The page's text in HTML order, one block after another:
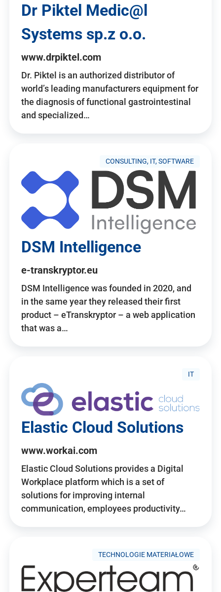
Dr Piktel Medic@l
Systems sp.z o.o.
www.drpiktel.com
Dr. Piktel is an authorized distributor of
world’s leading manufacturers equipment for
the diagnosis of functional gastrointestinal
and specialized…
CONSULTING, IT, SOFTWARE
DSM Intelligence
e-transkryptor.eu
DSM Intelligence was founded in 2020, and
in the same year they released their first
product – eTranskryptor – a web application
that was a…
IT
Elastic Cloud Solutions
www.workai.com
Elastic Cloud Solutions provides a Digital
Workplace platform which is a set of
solutions for improving internal
communication, employees productivity…
TECHNOLOGIE MATERIAŁOWE